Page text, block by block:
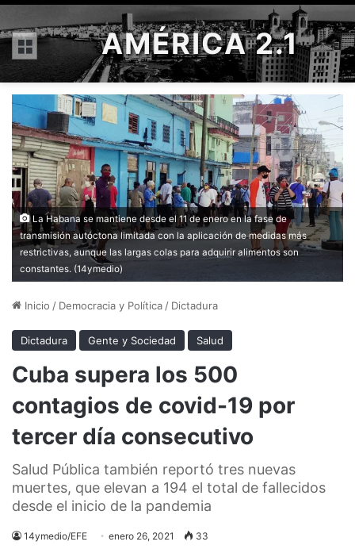
Menú AMÉRICA 2.1
La Habana se mantiene desde el 11 de enero en la fase de
transmisión autóctona limitada con la aplicación de medidas más
restrictivas, aunque las largas colas para adquirir alimentos son
constantes. (14ymedio)
Inicio / Democracia y Política / Dictadura
Dictadura Gente y Sociedad Salud
Cuba supera los 500
contagios de covid-19 por
tercer día consecutivo
Salud Pública también reportó tres nuevas
muertes, que elevan a 194 el total de fallecidos
desde el inicio de la pandemia
14ymedio/EFE enero 26, 2021 33